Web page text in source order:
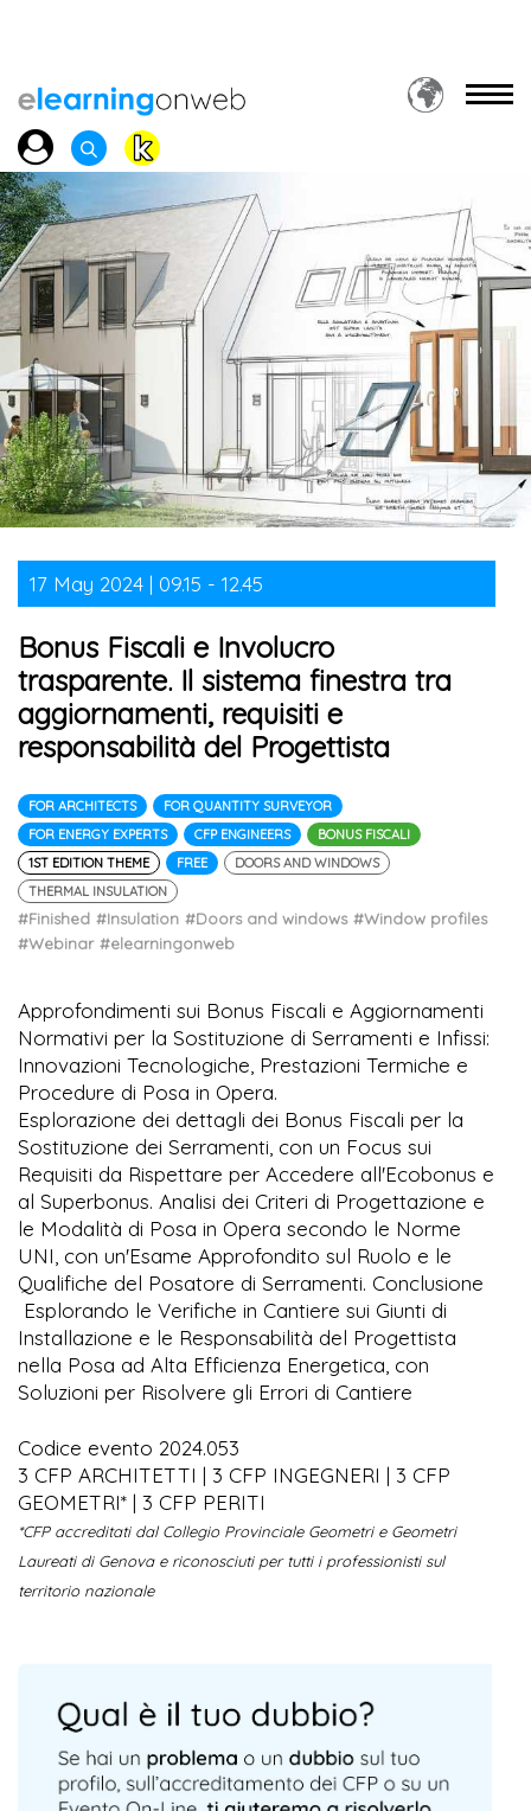
17 May 2024 | 09.15 - 12.45
Bonus Fiscali e Involucro
trasparente. Il sistema finestra tra
aggiornamenti, requisiti e
responsabilità del Progettista
FOR ARCHITECTS
FOR QUANTITY SURVEYOR
FOR ENERGY EXPERTS
CFP ENGINEERS
BONUS FISCALI
1ST EDITION THEME
FREE
DOORS AND WINDOWS
THERMAL INSULATION
#Finished #Insulation #Doors and windows #Window profiles
#Webinar #elearningonweb
Approfondimenti sui Bonus Fiscali e Aggiornamenti
Normativi per la Sostituzione di Serramenti e Infissi:
Innovazioni Tecnologiche, Prestazioni Termiche e
Procedure di Posa in Opera.
Esplorazione dei dettagli dei Bonus Fiscali per la
Sostituzione dei Serramenti, con un Focus sui
Requisiti da Rispettare per Accedere all'Ecobonus e
al Superbonus. Analisi dei Criteri di Progettazione e
le Modalità di Posa in Opera secondo le Norme
UNI, con un'Esame Approfondito sul Ruolo e le
Qualifiche del Posatore di Serramenti. Conclusione
Esplorando le Verifiche in Cantiere sui Giunti di
Installazione e le Responsabilità del Progettista
nella Posa ad Alta Efficienza Energetica, con
Soluzioni per Risolvere gli Errori di Cantiere
Codice evento 2024.053
3 CFP ARCHITETTI | 3 CFP INGEGNERI | 3 CFP
GEOMETRI* | 3 CFP PERITI
*CFP accreditati dal Collegio Provinciale Geometri e Geometri
Laureati di Genova e riconosciuti per tutti i professionisti sul
territorio nazionale